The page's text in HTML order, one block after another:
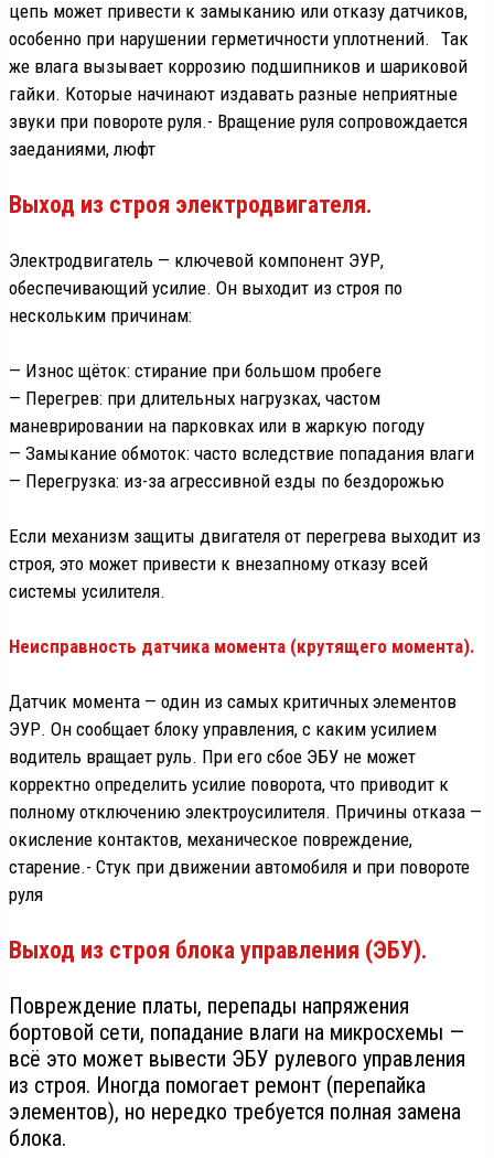
цепь может привести к замыканию или отказу датчиков,
особенно при нарушении герметичности уплотнений. Так
же влага вызывает коррозию подшипников и шариковой
гайки. Которые начинают издавать разные неприятные
звуки при повороте руля.- Вращение руля сопровождается
заеданиями, люфт
Выход из строя электродвигателя.
Электродвигатель — ключевой компонент ЭУР,
обеспечивающий усилие. Он выходит из строя по
нескольким причинам:
— Износ щёток: стирание при большом пробеге
— Перегрев: при длительных нагрузках, частом
маневрировании на парковках или в жаркую погоду
— Замыкание обмоток: часто вследствие попадания влаги
— Перегрузка: из-за агрессивной езды по бездорожью
Если механизм защиты двигателя от перегрева выходит из
строя, это может привести к внезапному отказу всей
системы усилителя.​
Неисправность датчика момента (крутящего момента).
Датчик момента — один из самых критичных элементов
ЭУР. Он сообщает блоку управления, с каким усилием
водитель вращает руль. При его сбое ЭБУ не может
корректно определить усилие поворота, что приводит к
полному отключению электроусилителя. Причины отказа —
окисление контактов, механическое повреждение,
старение.​- Стук при движении автомобиля и при повороте
руля
Выход из строя блока управления (ЭБУ).
Повреждение платы, перепады напряжения
бортовой сети, попадание влаги на микросхемы —
всё это может вывести ЭБУ рулевого управления
из строя. Иногда помогает ремонт (перепайка
элементов), но нередко требуется полная замена
блока.